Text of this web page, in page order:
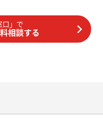
口」で
相談する